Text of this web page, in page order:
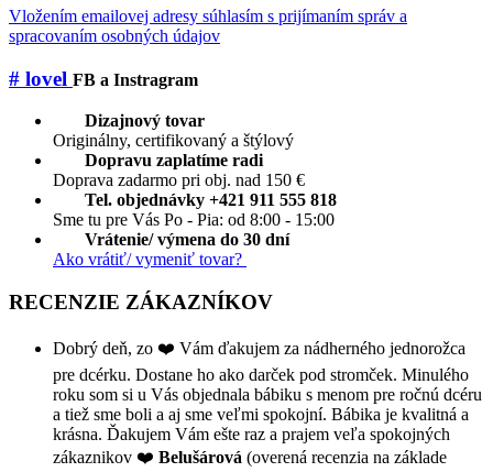
Vložením emailovej adresy súhlasím s prijímaním správ a
spracovaním osobných údajov
# lovel FB a Instragram
Dizajnový tovar
Originálny, certifikovaný a štýlový
Dopravu zaplatíme radi
Doprava zadarmo pri obj. nad 150 €
Tel. objednávky +421 911 555 818
Sme tu pre Vás Po - Pia: od 8:00 - 15:00
Vrátenie/ výmena do 30 dní
Ako vrátiť/ vymeniť tovar?
RECENZIE ZÁKAZNÍKOV
Dobrý deň, zo ❤️ Vám ďakujem za nádherného jednorožca
pre dcérku. Dostane ho ako darček pod stromček. Minulého
roku som si u Vás objednala bábiku s menom pre ročnú dcéru
a tiež sme boli a aj sme veľmi spokojní. Bábika je kvalitná a
krásna. Ďakujem Vám ešte raz a prajem veľa spokojných
zákaznikov ❤️ Belušárová (overená recenzia na základe